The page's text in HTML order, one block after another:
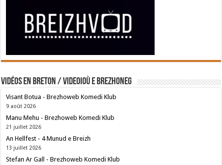
Vidéos en breton / Videoioù e brezhoneg
Visant Botua - Brezhoweb Komedi Klub
9 août 2026
Manu Mehu - Brezhoweb Komedi Klub
21 juillet 2026
An Hellfest - 4 Munud e Breizh
13 juillet 2026
Stefan Ar Gall - Brezhoweb Komedi Klub